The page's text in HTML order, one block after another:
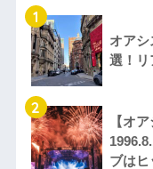
1
オアシ
選！リ
2
【オ
ブはヒ